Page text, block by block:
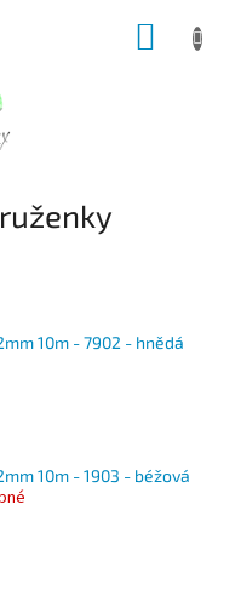
10m - 7902 - hnědá
10m - 1903 - béžová